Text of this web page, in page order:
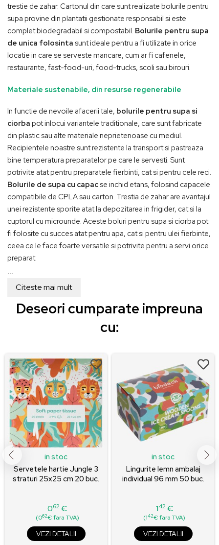
trestie de zahar. Cartonul din care sunt realizate bolurile pentru
supa provine din plantatii gestionate responsabil si este
complet biodegradabil si compostabil. Bolurile pentru supa
de unica folosinta sunt ideale pentru a fi utilizate in orice
locatie in care se serveste mancare, cum ar fi cafenele,
restaurante, fast-food-uri, food-trucks, scoli sau birouri.
Materiale sustenabile, din resurse regenerabile
In functie de nevoile afacerii tale, bolurile pentru supa si
ciorba pot inlocui variantele traditionale, care sunt fabricate
din plastic sau alte materiale neprietenoase cu mediul.
Recipientele noastre sunt rezistente la transport si pastreaza
bine temperatura preparatelor pe care le servesti. Sunt
potrivite atat pentru preparatele fierbinti, cat si pentru cele reci.
Bolurile de supa cu capacse inchid etans, folosind capacele
compatibile de CPLA sau carton. Trestia de zahar are avantajul
unei rezistente sporite atat la depozitarea in frigider, cat si la
cuptorul cu microunde. Aceste boluri pentru supa si ciorba pot
fi folosite cu succes atat pentru apa, cat si pentru ulei fierbinte,
ceea ce le face foarte versatile si potrivite pentru a servi orice
preparat.
...
Citeste mai mult
Deseori cumparate impreuna
cu:
in stoc
Servetele hartie Jungle 3
straturi 25x25 cm 20 buc.
Pret
062 €
(062€ fara TVA)
VEZI DETALII
in stoc
Lingurite lemn ambalaj
individual 96 mm 50 buc.
Pret
142 €
(142€ fara TVA)
VEZI DETALII